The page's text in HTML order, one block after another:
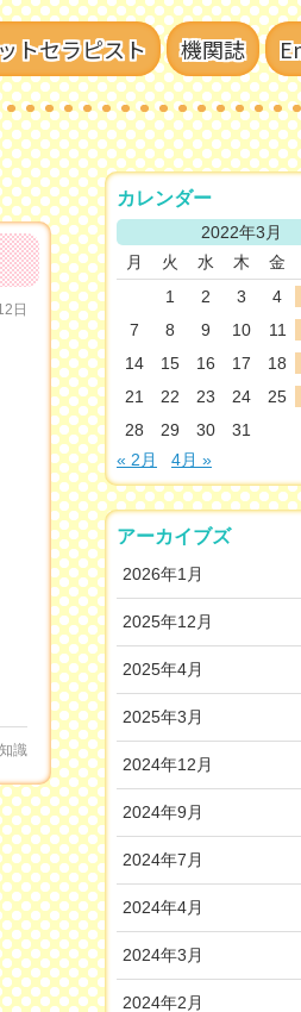
トセラピスト 機関誌
日
識
カレンダー
2022年3月
月
火 水 木 金
1
2 3 4
7
8 9 10 11
14
15 16 17 18
21
22 23 24 25
28
29 30
31
« 2月
4月 »
アーカイブズ
2026年1月
2025年12月
2025年4月
2025年3月
2024年12月
2024年9月
2024年7月
2024年4月
2024年3月
2024年2月